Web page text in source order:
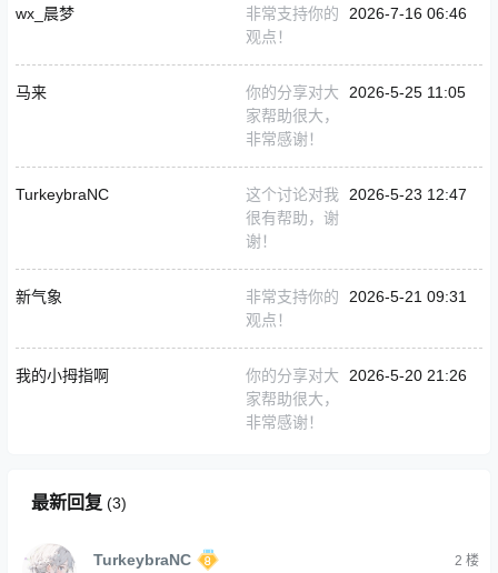
wx_晨梦
非常支持你的
观点！
2026-7-16 06:46
马来
你的分享对大
家帮助很大，
非常感谢！
2026-5-25 11:05
TurkeybraNC
这个讨论对我
很有帮助，谢
谢！
2026-5-23 12:47
新气象
非常支持你的
观点！
2026-5-21 09:31
我的小拇指啊
你的分享对大
家帮助很大，
非常感谢！
2026-5-20 21:26
最新回复 (3)
TurkeybraNC 2 楼